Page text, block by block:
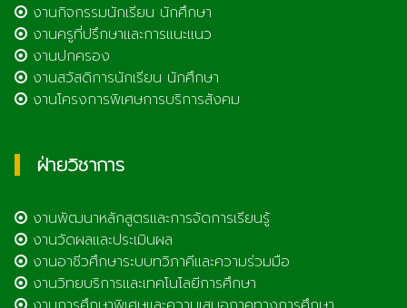
งานกิจกรรมนักเรียน นักศึกษา
งานครูที่ปรึกษาและการแนะแนว
งานปกครอง
งานสวัสดิการนักเรียน นักศึกษา
งานโครงการพิเศษการบริการสังคม
ฝ่ายวิชาการ
งานพัฒนาหลักสูตรและการจัดการเรียนรู้
งานวัดผลและประเมินผล
งานอาชีวศึกษาระบบทวิภาคีและความร่วมมือ
งานวิทยบริการและเทคโนโลยีการศึกษา